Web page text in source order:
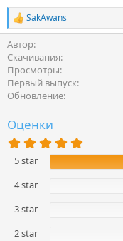
и
Р
е
а
к
ц
и
и
:
SakAwans
Автор
Скачивания
Просмотры
Первый выпуск
Обновление
Оценки
.
0
0
5 star
4 star
3 star
2 star